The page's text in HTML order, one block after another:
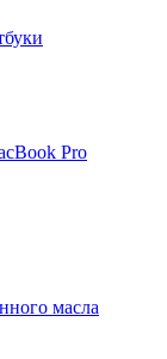
Pro
масла